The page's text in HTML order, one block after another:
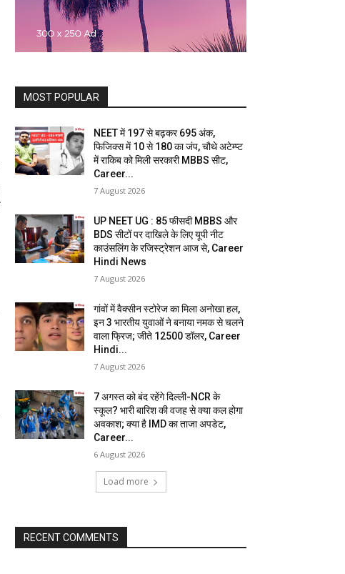
MOST POPULAR
NEET में 197 से बढ़कर 695 अंक,
फिजिक्स में 10 से 180 का जंप, चौथे अटेम्प्ट
में राकिब को मिली सरकारी MBBS सीट,
Career...
7 August 2026
UP NEET UG : 85 फीसदी MBBS और
BDS सीटों पर दाखिले के लिए यूपी नीट
काउंसलिंग के रजिस्ट्रेशन आज से, Career
Hindi News
7 August 2026
गांवों में वैक्सीन स्टोरेज का मिला अनोखा हल,
इन 3 भारतीय युवाओं ने बनाया नमक से चलने
वाला फ्रिज; जीते 12500 डॉलर, Career
Hindi...
7 August 2026
7 अगस्त को बंद रहेंगे दिल्ली-NCR के
स्कूल? भारी बारिश की वजह से क्या कल होगा
अवकाश; क्या है IMD का ताजा अपडेट,
Career...
6 August 2026
Load more
RECENT COMMENTS